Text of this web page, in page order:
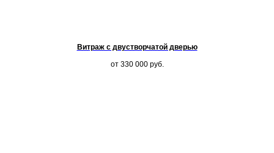
Витраж с двустворчатой дверью
от 330 000 руб.